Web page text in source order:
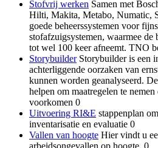
Stofvrij werken Samen met
Hilti, Makita, Metabo, Numatic,
goede beheerssystemen voor
stofafzuigsystemen, waarmee
tot wel 100 keer afneemt. TNO
StorybuilderStorybuilder is een
achterliggende oorzaken van
kunnen worden geanalyseerd.
helpen om maatregelen te
voorkomen 0
Uitvoering RI&E stappenplan
inventarisatie en evaluatie 0
Vallen van hoogte Hier vindt u